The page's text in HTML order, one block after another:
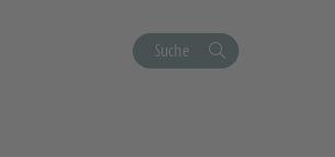
Suche